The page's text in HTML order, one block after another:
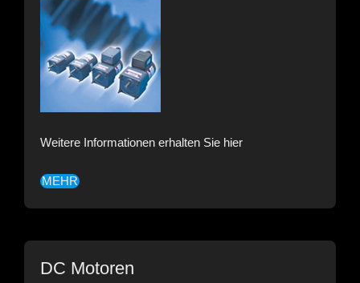
Weitere Informationen erhalten Sie hier
MEHR
DC Motoren